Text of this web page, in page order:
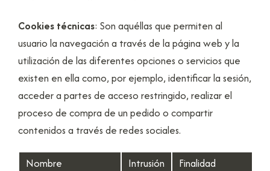
Cookies técnicas: Son aquéllas que permiten al
usuario la navegación a través de la página web y la
utilización de las diferentes opciones o servicios que
existen en ella como, por ejemplo, identificar la sesión,
acceder a partes de acceso restringido, realizar el
proceso de compra de un pedido o compartir
contenidos a través de redes sociales.
Nombre Intrusión Finalidad